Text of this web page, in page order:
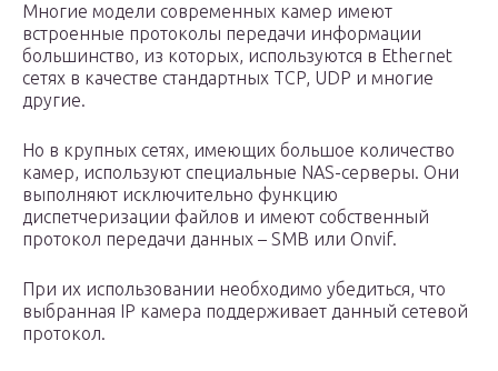
Многие модели современных камер имеют
встроенные протоколы передачи информации
большинство, из которых, используются в Ethernet
сетях в качестве стандартных TCP, UDP и многие
другие.
Но в крупных сетях, имеющих большое количество
камер, используют специальные NAS-серверы. Они
выполняют исключительно функцию
диспетчеризации файлов и имеют собственный
протокол передачи данных – SMB или Onvif.
При их использовании необходимо убедиться, что
выбранная IP камера поддерживает данный сетевой
протокол.